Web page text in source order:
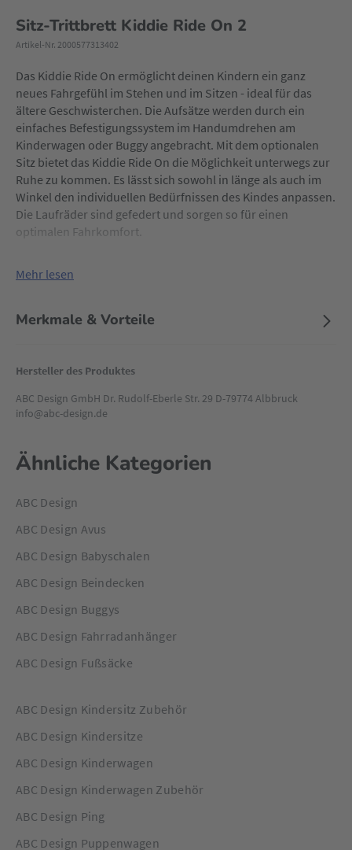
Sitz-Trittbrett Kiddie Ride On 2
Artikel-Nr. 2000577313402
Das Kiddie Ride On ermöglicht deinen Kindern ein ganz
neues Fahrgefühl im Stehen und im Sitzen - ideal für das
ältere Geschwisterchen. Die Aufsätze werden durch ein
einfaches Befestigungssystem im Handumdrehen am
Kinderwagen oder Buggy angebracht. Mit dem optionalen
Sitz bietet das Kiddie Ride On die Möglichkeit unterwegs zur
Ruhe zu kommen. Es lässt sich sowohl in länge als auch im
Winkel den individuellen Bedürfnissen des Kindes anpassen.
Die Laufräder sind gefedert und sorgen so für einen
optimalen Fahrkomfort.
Mehr lesen
Merkmale & Vorteile
Hersteller des Produktes
ABC Design GmbH Dr. Rudolf-Eberle Str. 29 D-79774 Albbruck
info@abc-design.de
Ähnliche Kategorien
ABC Design
ABC Design Avus
ABC Design Babyschalen
ABC Design Beindecken
ABC Design Buggys
ABC Design Fahrradanhänger
ABC Design Fußsäcke
ABC Design Kindersitz Zubehör
ABC Design Kindersitze
ABC Design Kinderwagen
ABC Design Kinderwagen Zubehör
ABC Design Ping
ABC Design Puppenwagen